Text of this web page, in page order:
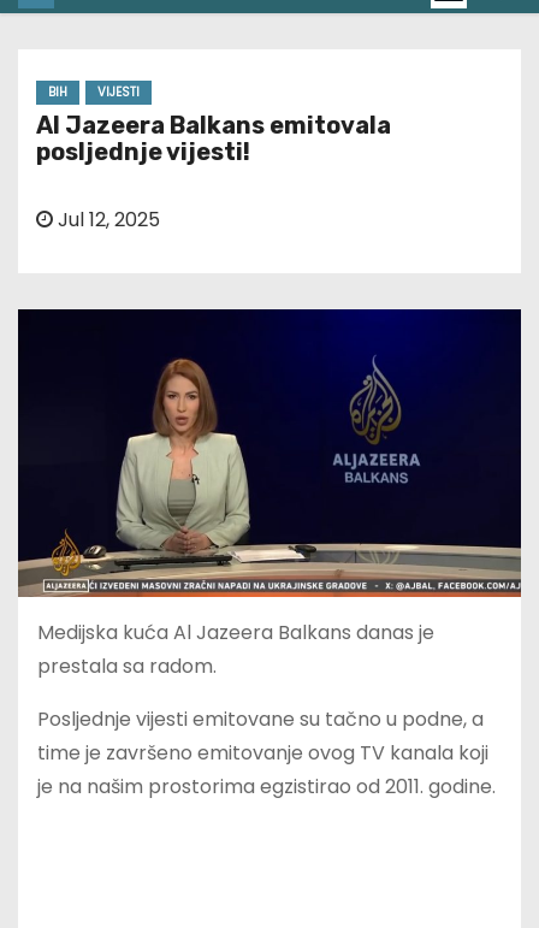
BIH VIJESTI
Al Jazeera Balkans emitovala
posljednje vijesti!
Jul 12, 2025
Medijska kuća Al Jazeera Balkans danas je
prestala sa radom.
Posljednje vijesti emitovane su tačno u podne, a
time je završeno emitovanje ovog TV kanala koji
je na našim prostorima egzistirao od 2011. godine.